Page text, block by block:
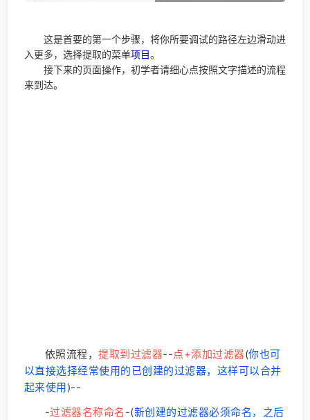
这是首要的第一个步骤，将你所要调试的路径左边滑动进
入更多，选择提取的菜单项目。
接下来的页面操作，初学者请细心点按照文字描述的流程
来到达。
依照流程，提取到过滤器--点+添加过滤器(你也可
以直接选择经常使用的已创建的过滤器，这样可以合并
起来使用 )--
-过滤器名称命名 -(新创建的过滤器必须命名，之后